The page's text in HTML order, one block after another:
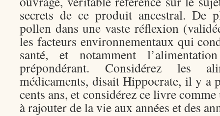
secrets de ce produit ancestral. De
pollen dans une vaste réflexion
les facteurs environnementaux qui
santé, et notamment
prépondérant. Considérez les
médicaments, disait Hippocrate, il y a
cents ans, et considérez ce livre
à rajouter de la vie aux années et des